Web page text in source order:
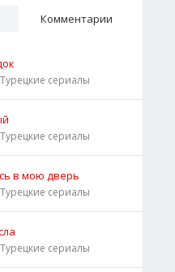
Комментарии
сериалы
сериалы
в мою дверь
сериалы
сериалы